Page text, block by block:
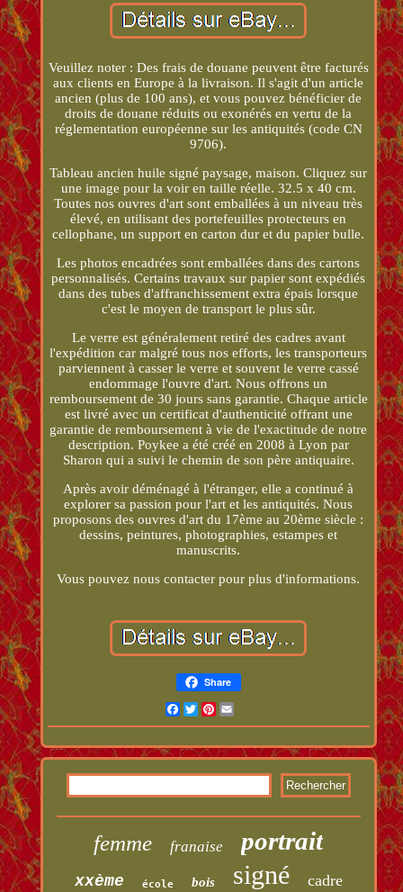
Veuillez noter : Des frais de douane peuvent être facturés
aux clients en Europe à la livraison. Il s'agit d'un article
ancien (plus de 100 ans), et vous pouvez bénéficier de
droits de douane réduits ou exonérés en vertu de la
réglementation européenne sur les antiquités (code CN
9706).
Tableau ancien huile signé paysage, maison. Cliquez sur
une image pour la voir en taille réelle. 32.5 x 40 cm.
Toutes nos ouvres d'art sont emballées à un niveau très
élevé, en utilisant des portefeuilles protecteurs en
cellophane, un support en carton dur et du papier bulle.
Les photos encadrées sont emballées dans des cartons
personnalisés. Certains travaux sur papier sont expédiés
dans des tubes d'affranchissement extra épais lorsque
c'est le moyen de transport le plus sûr.
Le verre est généralement retiré des cadres avant
l'expédition car malgré tous nos efforts, les transporteurs
parviennent à casser le verre et souvent le verre cassé
endommage l'ouvre d'art. Nous offrons un
remboursement de 30 jours sans garantie. Chaque article
est livré avec un certificat d'authenticité offrant une
garantie de remboursement à vie de l'exactitude de notre
description. Poykee a été créé en 2008 à Lyon par
Sharon qui a suivi le chemin de son père antiquaire.
Après avoir déménagé à l'étranger, elle a continué à
explorer sa passion pour l'art et les antiquités. Nous
proposons des ouvres d'art du 17ème au 20ème siècle :
dessins, peintures, photographies, estampes et
manuscrits.
Vous pouvez nous contacter pour plus d'informations.
Share
Facebook
TwitterPinterest
femme franaise portrait
xxème école bois signé cadre